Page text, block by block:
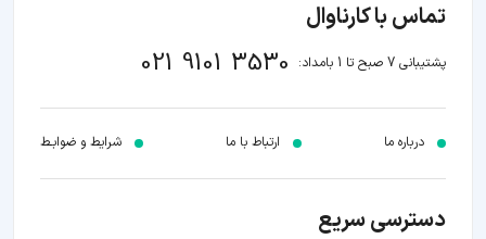
تماس با کارناوال
پشتیبانی 7 صبح تا 1 بامداد: 021 9101 3530
درباره ما ارتباط با ما شرایط و ضوابـط
دسترسی سریع